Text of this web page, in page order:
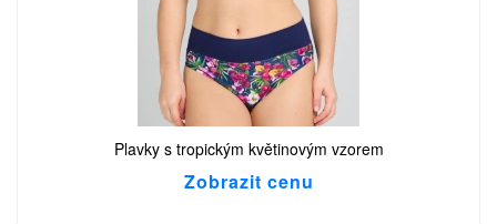
Plavky s tropickým květinovým vzorem
Zobrazit cenu